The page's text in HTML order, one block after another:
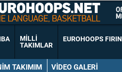
MILLI
TAKIMLAR
EUROHOOPS FIRIN
TAKIMIM VIDEO GALERI